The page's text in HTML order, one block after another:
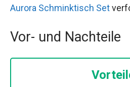
Aurora Schminktisch Set
Vor- und Nachteile